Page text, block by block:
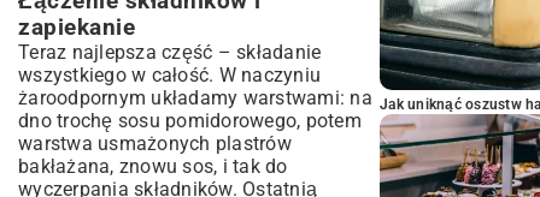
zapiekanie
Teraz najlepsza część – składanie
wszystkiego w całość. W naczyniu
żaroodpornym układamy warstwami: na
dno trochę sosu pomidorowego, potem
warstwa usmażonych plastrów
bakłażana, znowu sos, i tak do
wyczerpania składników. Ostatnią
Jak uniknąć oszustw